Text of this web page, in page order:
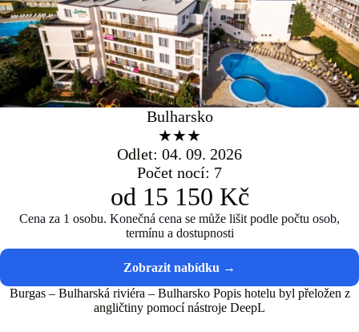
Bulharsko
★★★
Odlet: 04. 09. 2026
Počet nocí: 7
od 15 150 Kč
Cena za 1 osobu. Konečná cena se může lišit podle počtu osob,
termínu a dostupnosti
Burgas – Bulharská riviéra – Bulharsko Popis hotelu byl přeložen z
angličtiny pomocí nástroje DeepL